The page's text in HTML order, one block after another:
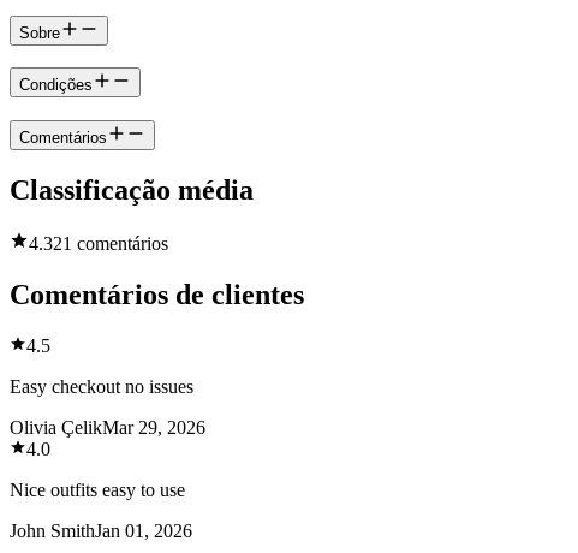
Sobre
Condições
Comentários
Classificação média
4.321 comentários
Comentários de clientes
4.5
Easy checkout no issues
Olivia ÇelikMar 29, 2026
4.0
Nice outfits easy to use
John SmithJan 01, 2026